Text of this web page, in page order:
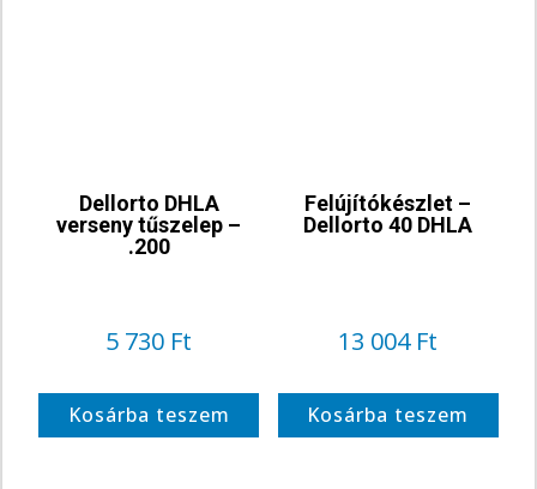
Dellorto DHLA
verseny tűszelep –
.200
5 730 Ft
Kosárba teszem
Felújítókészlet –
Dellorto 40 DHLA
13 004 Ft
Kosárba teszem